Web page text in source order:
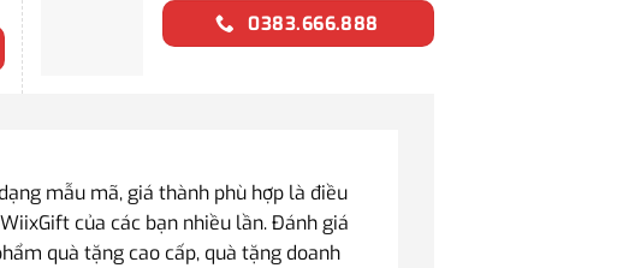
0383.666.888
mẫu mã, giá thành phù hợp là điều
của các bạn nhiều lần. Đánh giá
quà tặng cao cấp, quà tặng doanh